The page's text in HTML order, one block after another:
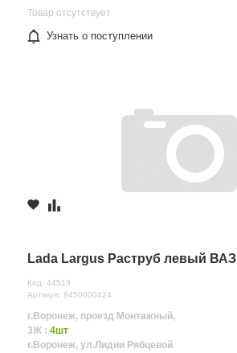
Товар отсутствует
Узнать о поступлении
Lada Largus Раструб левый ВАЗ
Код: 44513
Артикул: 8450000424
г.Воронеж, проезд Монтажный,
3Ж : 4шт
г.Воронеж, ул.Лидии Рябцевой